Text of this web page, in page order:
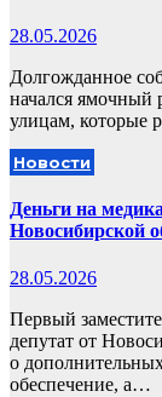
28.05.2026
Долгожданное
начался ямочный
улицам, которые
Новости
Деньги на
Новосибирской
28.05.2026
Первый
депутат от
о
обеспечение, а…